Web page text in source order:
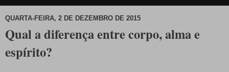
QUARTA-FEIRA, 2 DE DEZEMBRO DE 2015
Qual a diferença entre corpo, alma e
espírito?